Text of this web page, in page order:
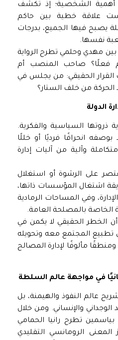
أهمية الشخصية؛ إذ تكشف
علاقة خطية بين حاكم
يصبح فيها الجميع، بدرجات
نفسها.
مهدي وحلمي تطرح الرواية
فعلًا؟ صاحب المنصب أم
الحقيقي: من يجلس في
من خلف الستار؟
الدولة
ذروتها السياسية والفكرية.
انحرافًا فرديًا أو خللًا
وآلية من آليات إدارة
على الرشوة أو استغلال
اشتغال المؤسسات ذاتها،
وفي المساحات الرمادية
الخاصة بالمصلحة العامة.
الخطر الحقيقي لا يكمن في
المجتمع معه وتحويله
مألوفًا لإدارة المصالح
في مواجهة عالم السلطة
عالم النفوذ والهيمنة، بل
والإنساني. ومن خلال
تطرح رانيا الحمامي
الرومانسي التقليدي